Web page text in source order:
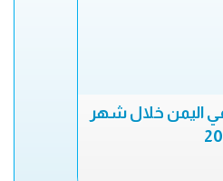
اليمن خلال شهر